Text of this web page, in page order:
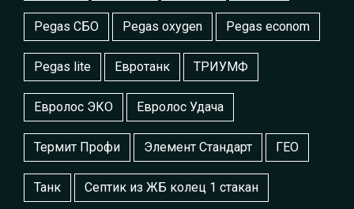
Pegas СБО Pegas oxygen Pegas econom
Pegas lite Евротанк ТРИУМФ
Евролос ЭКО Евролос Удача
Термит Профи Элемент Стандарт ГЕО
Танк Септик из ЖБ колец 1 стакан